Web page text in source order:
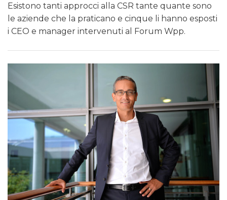
CASE HISTORY
Esistono tanti approcci alla CSR tante quante sono
le aziende che la praticano e cinque li hanno esposti
i CEO e manager intervenuti al Forum Wpp.